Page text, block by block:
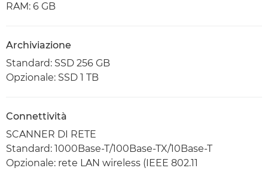
RAM: 6 GB
Archiviazione
Standard: SSD 256 GB
Opzionale: SSD 1 TB
Connettività
SCANNER DI RETE
Standard: 1000Base-T/100Base-TX/10Base-T
Opzionale: rete LAN wireless (IEEE 802.11